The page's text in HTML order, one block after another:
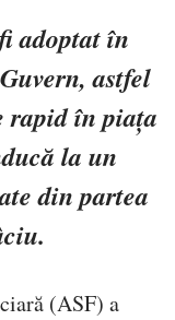
adoptat în
astfel
rapid în piața
la un
din partea
(ASF) a